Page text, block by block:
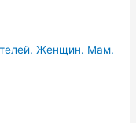
Женщин. Мам.